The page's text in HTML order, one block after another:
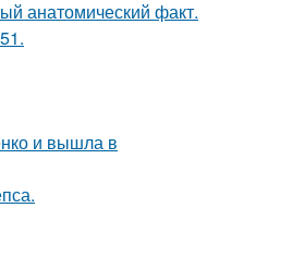
анатомический факт.
и вышла в